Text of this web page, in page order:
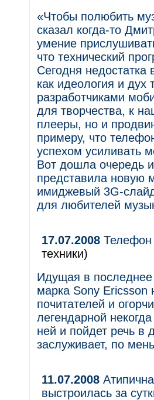
«Чтобы полюбить
сказал когда-то
умение
что технический
Сегодня недостатка
как идеология и дух
разработчиками
для творчества, к
плееры, но и
примеру, что
успехом усиливать
Вот дошла очередь
представила новую
имиджевый 3G-
для любителей
17.07.2008 Телефон
техники)
Идущая в
марка Sony Ericsson
почитателей и
легендарной
ней и пойдет речь в
заслуживает, по
11.07.2008
выстроилась за